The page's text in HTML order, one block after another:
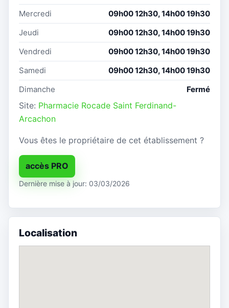
Mercredi
09h00 12h30, 14h00 19h30
Jeudi
09h00 12h30, 14h00 19h30
Vendredi
09h00 12h30, 14h00 19h30
Samedi
09h00 12h30, 14h00 19h30
Dimanche
Fermé
Site: Pharmacie Rocade Saint Ferdinand-
Arcachon
Vous êtes le propriétaire de cet établissement ?
accès PRO
Dernière mise à jour: 03/03/2026
Localisation